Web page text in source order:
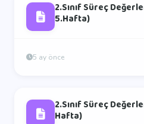
2.Sınıf Süreç
5.Hafta)
5 ay önce
2.Sınıf Süreç
Hafta)